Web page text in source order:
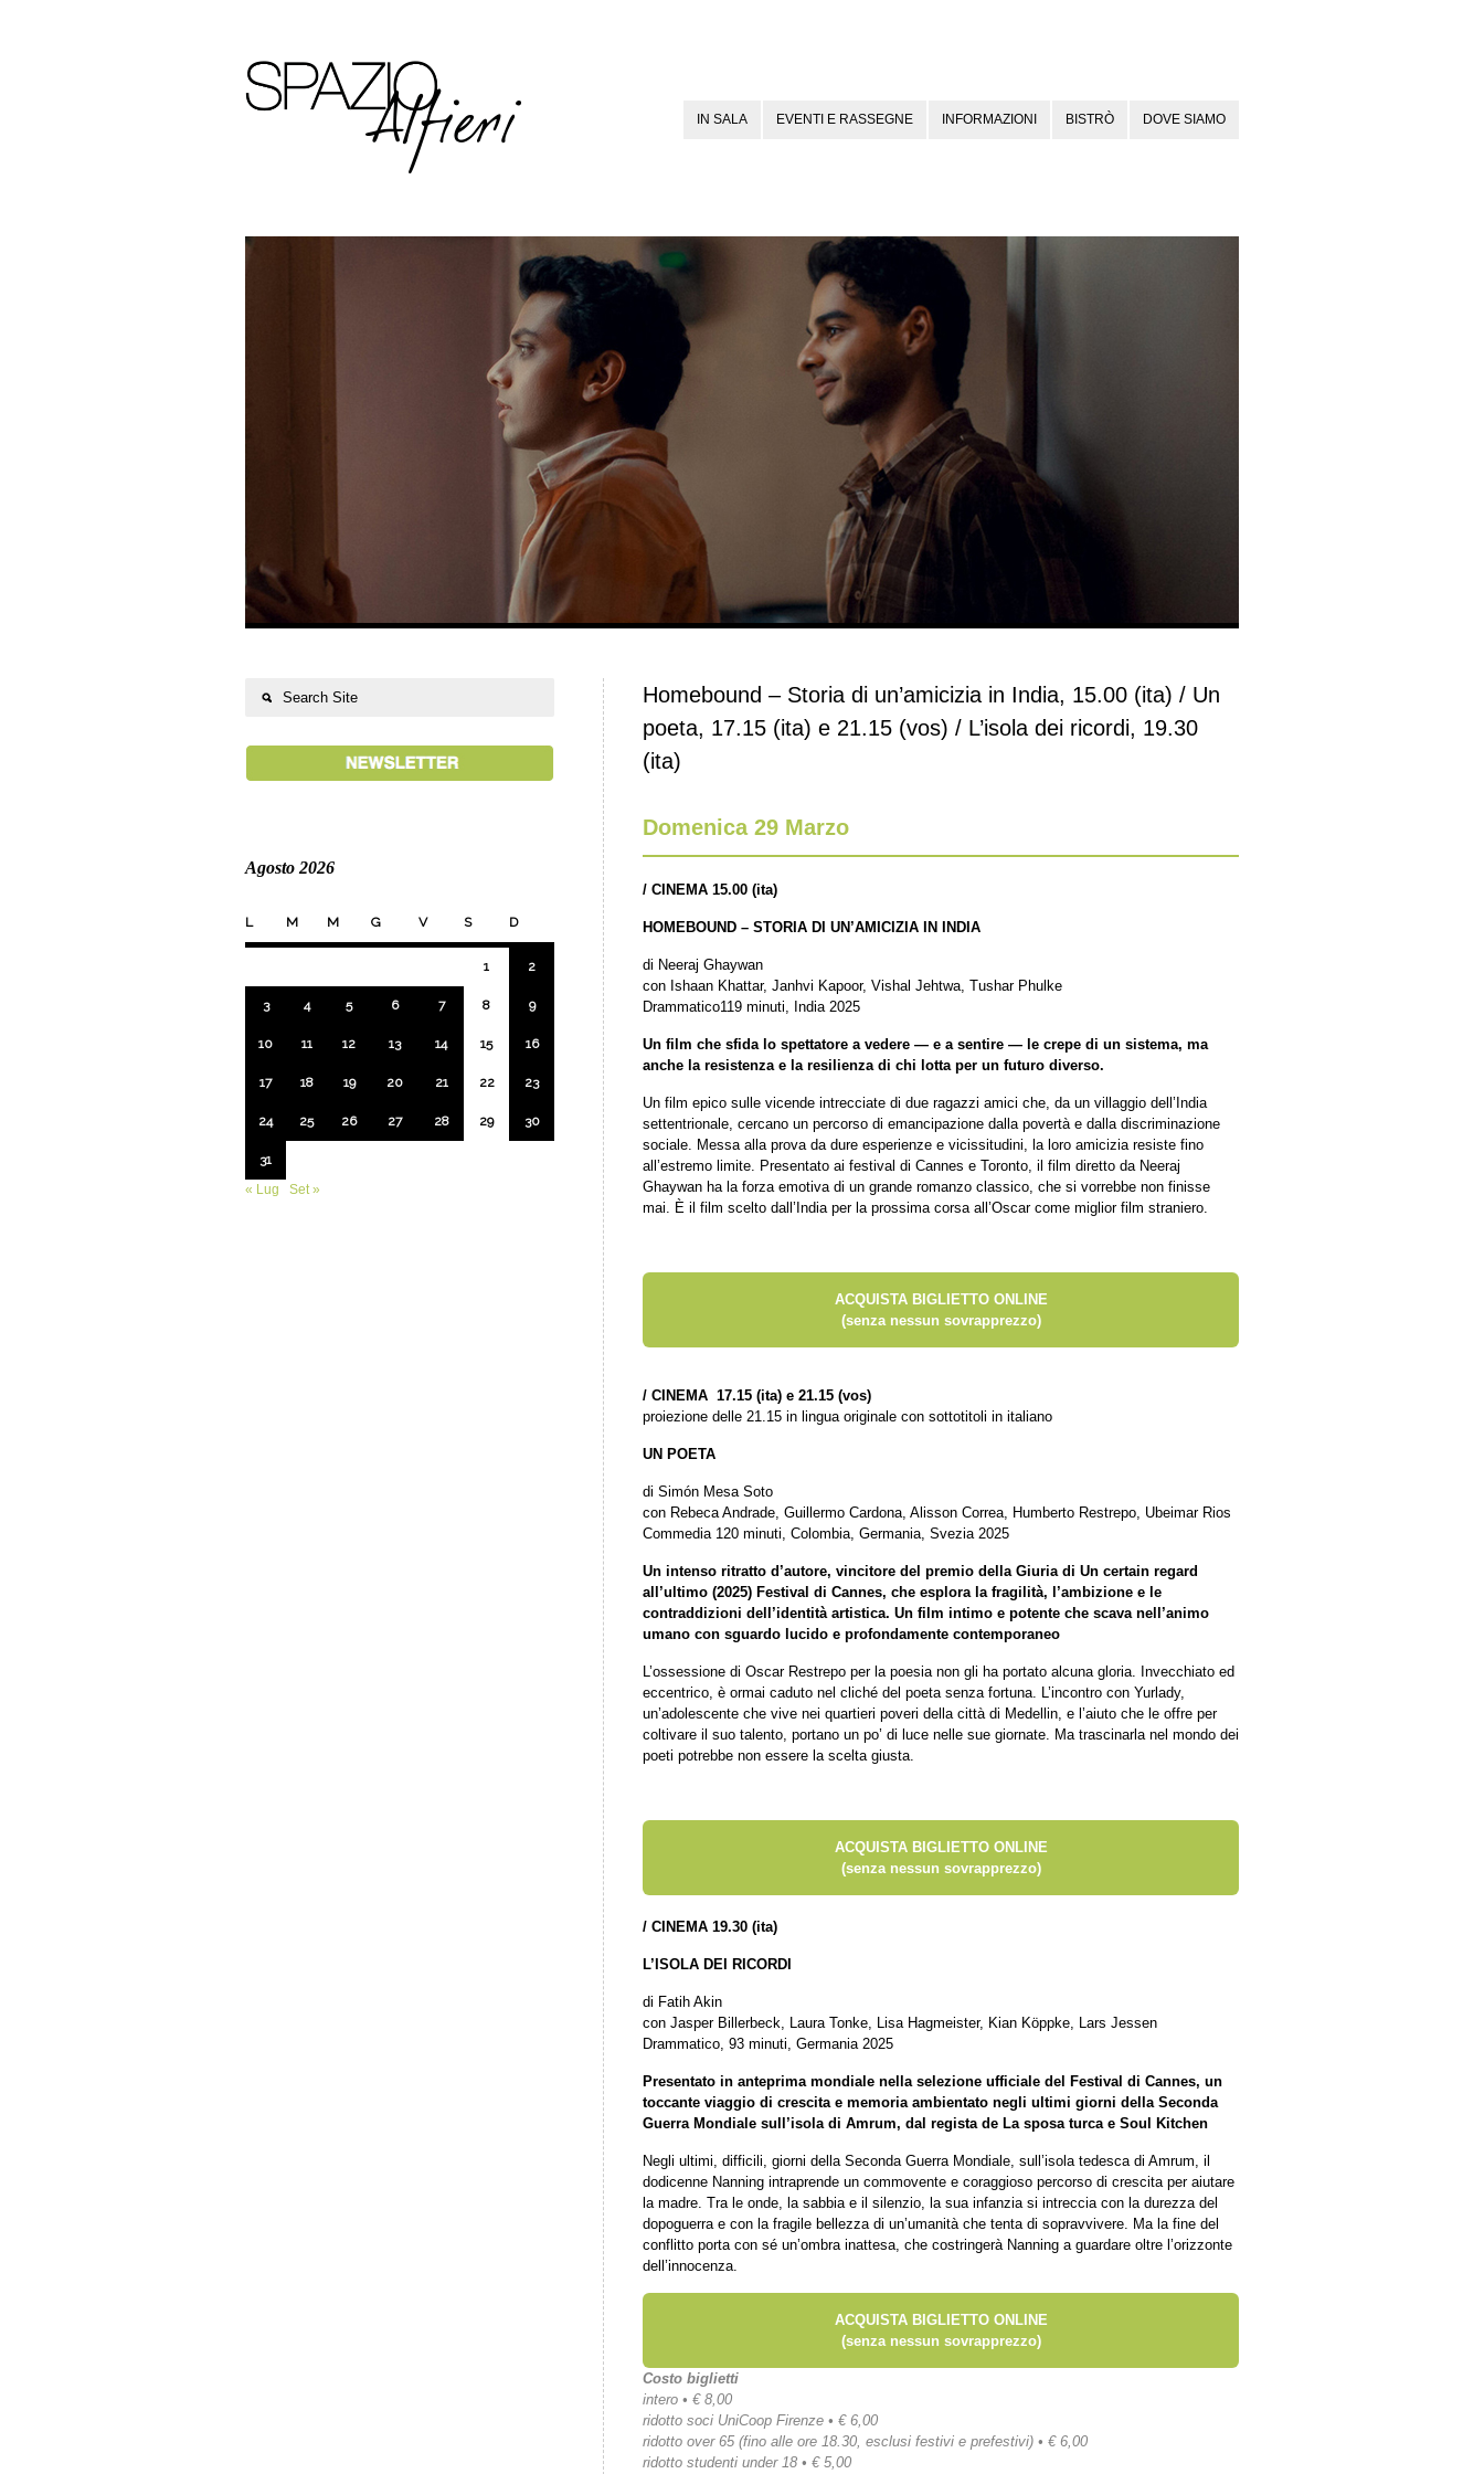
IN SALA EVENTI E RASSEGNE INFORMAZIONI BISTRÒ DOVE SIAMO
Homebound – Storia di un’amicizia in India, 15.00 (ita) / Un
poeta, 17.15 (ita) e 21.15 (vos) / L’isola dei ricordi, 19.30
(ita)
Domenica 29 Marzo
/ CINEMA 15.00 (ita)
HOMEBOUND – STORIA DI UN’AMICIZIA IN INDIA
di Neeraj Ghaywan
con Ishaan Khattar, Janhvi Kapoor, Vishal Jehtwa, Tushar Phulke
Drammatico119 minuti, India 2025
Un film che sfida lo spettatore a vedere — e a sentire — le crepe di un sistema, ma
anche la resistenza e la resilienza di chi lotta per un futuro diverso.
Un film epico sulle vicende intrecciate di due ragazzi amici che, da un villaggio dell’India
settentrionale, cercano un percorso di emancipazione dalla povertà e dalla discriminazione
sociale. Messa alla prova da dure esperienze e vicissitudini, la loro amicizia resiste fino
all’estremo limite. Presentato ai festival di Cannes e Toronto, il film diretto da Neeraj
Ghaywan ha la forza emotiva di un grande romanzo classico, che si vorrebbe non finisse
mai. È il film scelto dall’India per la prossima corsa all’Oscar come miglior film straniero.
ACQUISTA BIGLIETTO ONLINE
(senza nessun sovrapprezzo)
/ CINEMA 17.15 (ita) e 21.15 (vos)
proiezione delle 21.15 in lingua originale con sottotitoli in italiano
UN POETA
di Simón Mesa Soto
con Rebeca Andrade, Guillermo Cardona, Alisson Correa, Humberto Restrepo, Ubeimar Rios
Commedia 120 minuti, Colombia, Germania, Svezia 2025
Un intenso ritratto d’autore, vincitore del premio della Giuria di Un certain regard
all’ultimo (2025) Festival di Cannes, che esplora la fragilità, l’ambizione e le
contraddizioni dell’identità artistica. Un film intimo e potente che scava nell’animo
umano con sguardo lucido e profondamente contemporaneo
L’ossessione di Oscar Restrepo per la poesia non gli ha portato alcuna gloria. Invecchiato ed
eccentrico, è ormai caduto nel cliché del poeta senza fortuna. L’incontro con Yurlady,
un’adolescente che vive nei quartieri poveri della città di Medellin, e l’aiuto che le offre per
coltivare il suo talento, portano un po’ di luce nelle sue giornate. Ma trascinarla nel mondo dei
poeti potrebbe non essere la scelta giusta.
ACQUISTA BIGLIETTO ONLINE
(senza nessun sovrapprezzo)
/ CINEMA 19.30 (ita)
L’ISOLA DEI RICORDI
di Fatih Akin
con Jasper Billerbeck, Laura Tonke, Lisa Hagmeister, Kian Köppke, Lars Jessen
Drammatico, 93 minuti, Germania 2025
Presentato in anteprima mondiale nella selezione ufficiale del Festival di Cannes, un
toccante viaggio di crescita e memoria ambientato negli ultimi giorni della Seconda
Guerra Mondiale sull’isola di Amrum, dal regista de La sposa turca e Soul Kitchen
Negli ultimi, difficili, giorni della Seconda Guerra Mondiale, sull’isola tedesca di Amrum, il
dodicenne Nanning intraprende un commovente e coraggioso percorso di crescita per aiutare
la madre. Tra le onde, la sabbia e il silenzio, la sua infanzia si intreccia con la durezza del
dopoguerra e con la fragile bellezza di un’umanità che tenta di sopravvivere. Ma la fine del
conflitto porta con sé un’ombra inattesa, che costringerà Nanning a guardare oltre l’orizzonte
dell’innocenza.
ACQUISTA BIGLIETTO ONLINE
(senza nessun sovrapprezzo)
Costo biglietti
intero • € 8,00
ridotto soci UniCoop Firenze • € 6,00
ridotto over 65 (fino alle ore 18.30, esclusi festivi e prefestivi) • € 6,00
ridotto studenti under 18 • € 5,00
Agosto 2026
L M M G V S D
1 2
3 4 5 6 7 8 9
10 11 12 13 14 15 16
17 18 19 20 21 22 23
24 25 26 27 28 29 30
31
« Lug
Set »